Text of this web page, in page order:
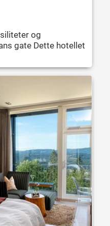
og
gate Dette hotellet